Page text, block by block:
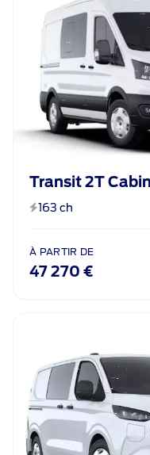
Transit 2T
163 ch
À PARTIR DE
47 270 €